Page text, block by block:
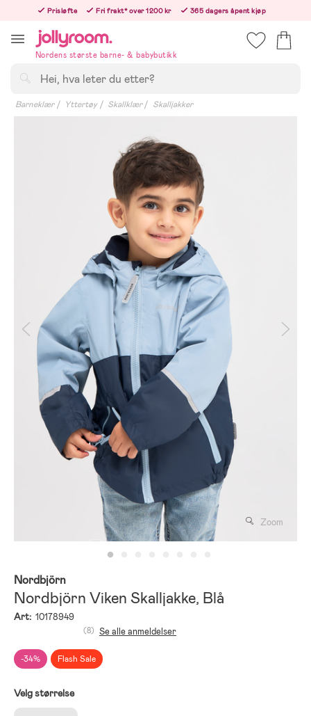
innehållet
Prisløfte Fri frakt* over 1200 kr
365 dagers åpent kjøp
Nordens største barne- & babybutikk
Barneklær Yttertøy Skallklær Skalljakker
Zoom
Nordbjörn
Nordbjörn Viken Skalljakke, Blå
Art: 10178949
-34% Flash Sale
(8) Se alle anmeldelser
Velg størrelse